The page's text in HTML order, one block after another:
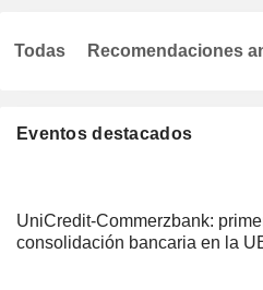
Eventos destacados
UniCredit-Commerzbank:
consolidación bancaria en la
Todas Recomendaciones